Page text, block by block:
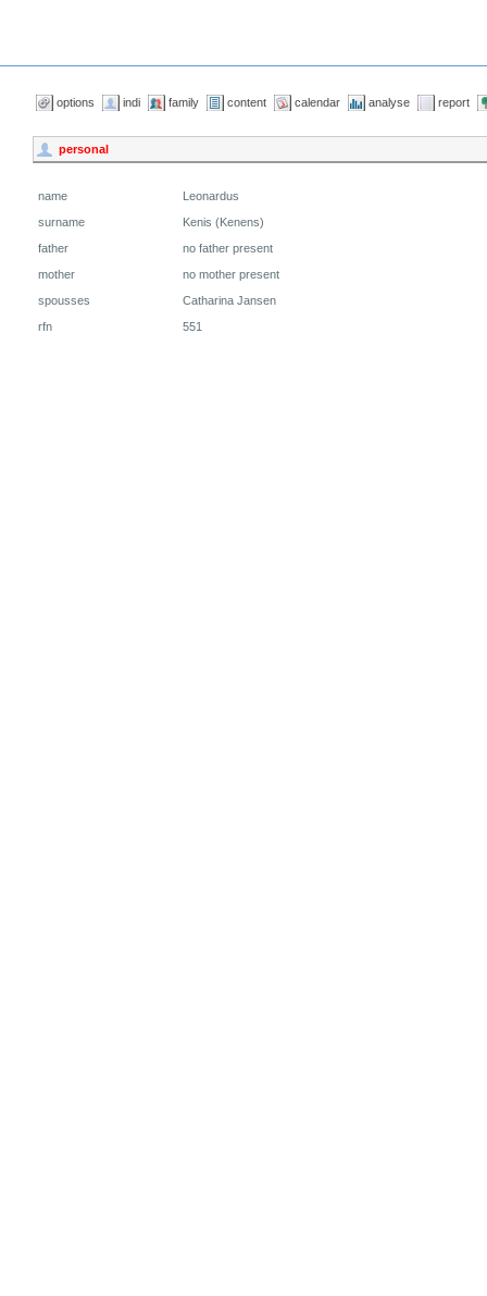
options indi family content calendar analyse report
personal
name
Leonardus
surname
Kenis (Kenens)
father
no father present
mother
no mother present
spousses
Catharina Jansen
rfn
551